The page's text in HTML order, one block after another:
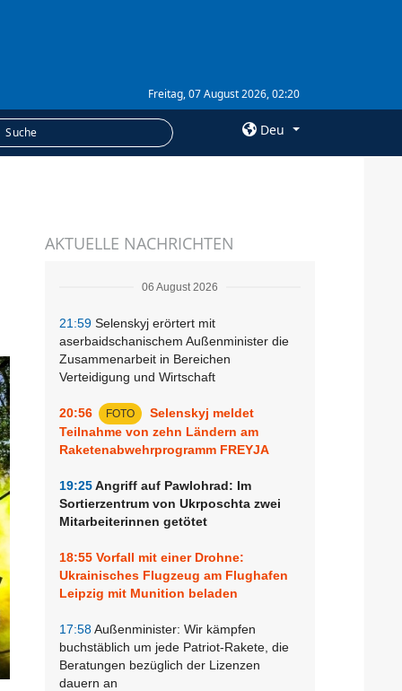
Freitag, 07 August 2026, 02:20
Deu
Abonnement
AKTUELLE NACHRICHTEN
06 August 2026
21:59 Selenskyj erörtert mit
aserbaidschanischem Außenminister die
Zusammenarbeit in Bereichen
Verteidigung und Wirtschaft
20:56 FOTO
Selenskyj meldet
Teilnahme von zehn Ländern am
Raketenabwehrprogramm FREYJA
19:25Angriff auf Pawlohrad: Im
Sortierzentrum von Ukrposchta zwei
Mitarbeiterinnen getötet
18:55 Vorfall mit einer Drohne:
Ukrainisches Flugzeug am Flughafen
Leipzig mit Munition beladen
17:58Außenminister: Wir kämpfen
buchstäblich um jede Patriot-Rakete, die
Beratungen bezüglich der Lizenzen
dauern an